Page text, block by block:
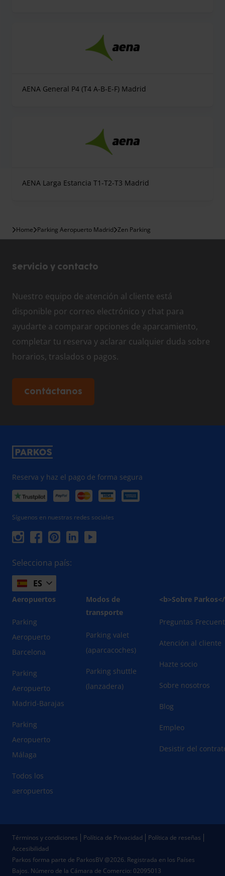
AENA General P4 (T4 A-B-E-F) Madrid
AENA Larga Estancia T1-T2-T3 Madrid
Home Parking Aeropuerto Madrid Zen Parking
Servicio y contacto
Nuestro equipo de atención al cliente está
disponible por correo electrónico y chat para
ayudarte a comparar opciones de aparcamiento,
completar tu reserva y aclarar cualquier duda sobre
horarios, traslados o pagos.
Contáctanos
Reserva y haz el pago de forma segura
Síguenos en nuestras redes sociales
Selecciona país:
ES
Aeropuertos
Parking
Aeropuerto
Barcelona
Parking
Aeropuerto
Madrid-Barajas
Parking
Aeropuerto
Málaga
Todos los
aeropuertos
Modos de
transporte
Parking valet
(aparcacoches)
Parking shuttle
(lanzadera)
<b>Sobre
Preguntas
Atención al cliente
Hazte socio
Sobre nosotros
Blog
Empleo
Desistir del
Parkos forma parte de ParkosBV @2026. Registrada en los Países
Bajos. Número de la Cámara de Comercio: 02095013
Términos y condiciones Política de Privacidad
Política de reseñas
Accesibilidad